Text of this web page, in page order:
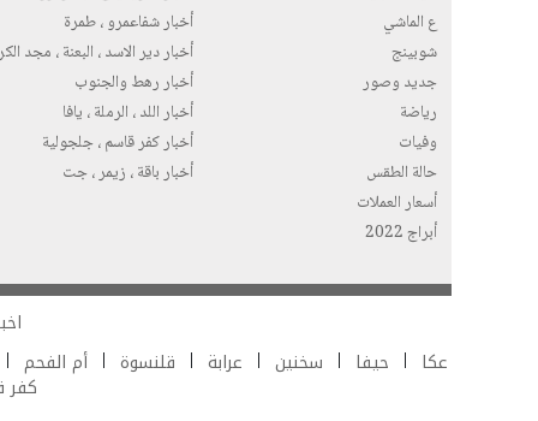
ع الماشي
شوبينج
جديد وصور
رياضة
وفيات
حالة الطقس
أسعار العملات
أبراج 2022
أخبار شفاعمرو ، طمرة
أخبار دير الاسد ، البعنة ، مجد
أخبار رهط والجنوب
أخبار اللد ، الرملة ، يافا
أخبار كفر قاسم ، جلجولية
أخبار باقة ، زيمر ، جت
عكا
حيفا سخنين عرابة قلنسوة أم الفحم
كفر